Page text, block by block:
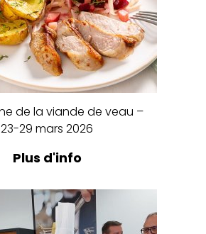
de la viande de veau –
23-29 mars 2026
Plus d'info